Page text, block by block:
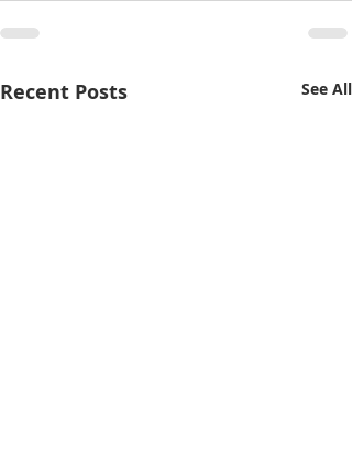
Recent Posts See All